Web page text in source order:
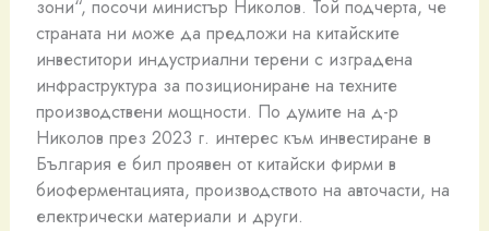
зони“, посочи министър Николов. Той подчерта, че
страната ни може да предложи на китайските
инвеститори индустриални терени с изградена
инфраструктура за позициониране на техните
производствени мощности. По думите на д-р
Николов през 2023 г. интерес към инвестиране в
България е бил проявен от китайски фирми в
биоферментацията, производството на авточасти, на
електрически материали и други.